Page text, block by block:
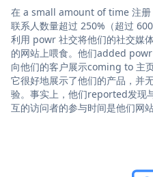
在 a small amount of time 注
联系人数量超过 250%（超过
利用 powr 社交将他们的社交媒
的网站上喂食。他们added
向他们的客户展示coming to 主
它很好地展示了他们的产品，并
验。事实上，他们reported发现
互的访问者的参与时间是他们网